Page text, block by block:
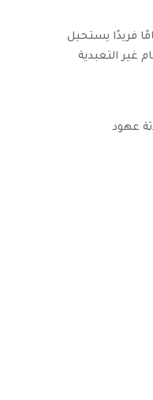
فريدًا يستحيل
غير التعبدية
عهود